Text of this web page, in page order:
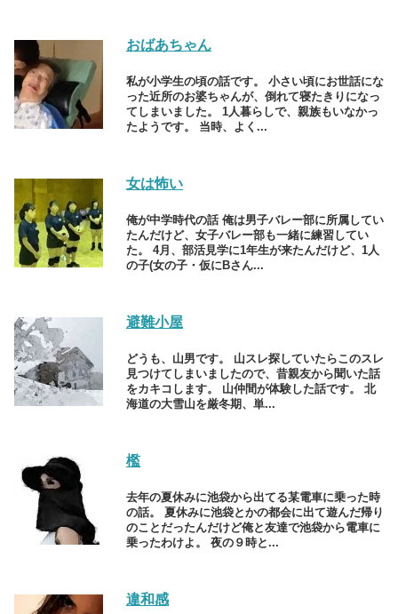
おばあちゃん
私が小学生の頃の話です。 小さい頃にお世話にな
った近所のお婆ちゃんが、倒れて寝たきりになっ
てしまいました。 1人暮らしで、親族もいなかっ
たようです。 当時、よく...
女は怖い
俺が中学時代の話 俺は男子バレー部に所属してい
たんだけど、女子バレー部も一緒に練習してい
た。 4月、部活見学に1年生が来たんだけど、1人
の子(女の子・仮にBさん...
避難小屋
どうも、山男です。 山スレ探していたらこのスレ
見つけてしまいましたので、昔親友から聞いた話
をカキコします。 山仲間が体験した話です。 北
海道の大雪山を厳冬期、単...
檻
去年の夏休みに池袋から出てる某電車に乗った時
の話。 夏休みに池袋とかの都会に出て遊んだ帰り
のことだったんだけど俺と友達で池袋から電車に
乗ったわけよ。 夜の９時と...
違和感